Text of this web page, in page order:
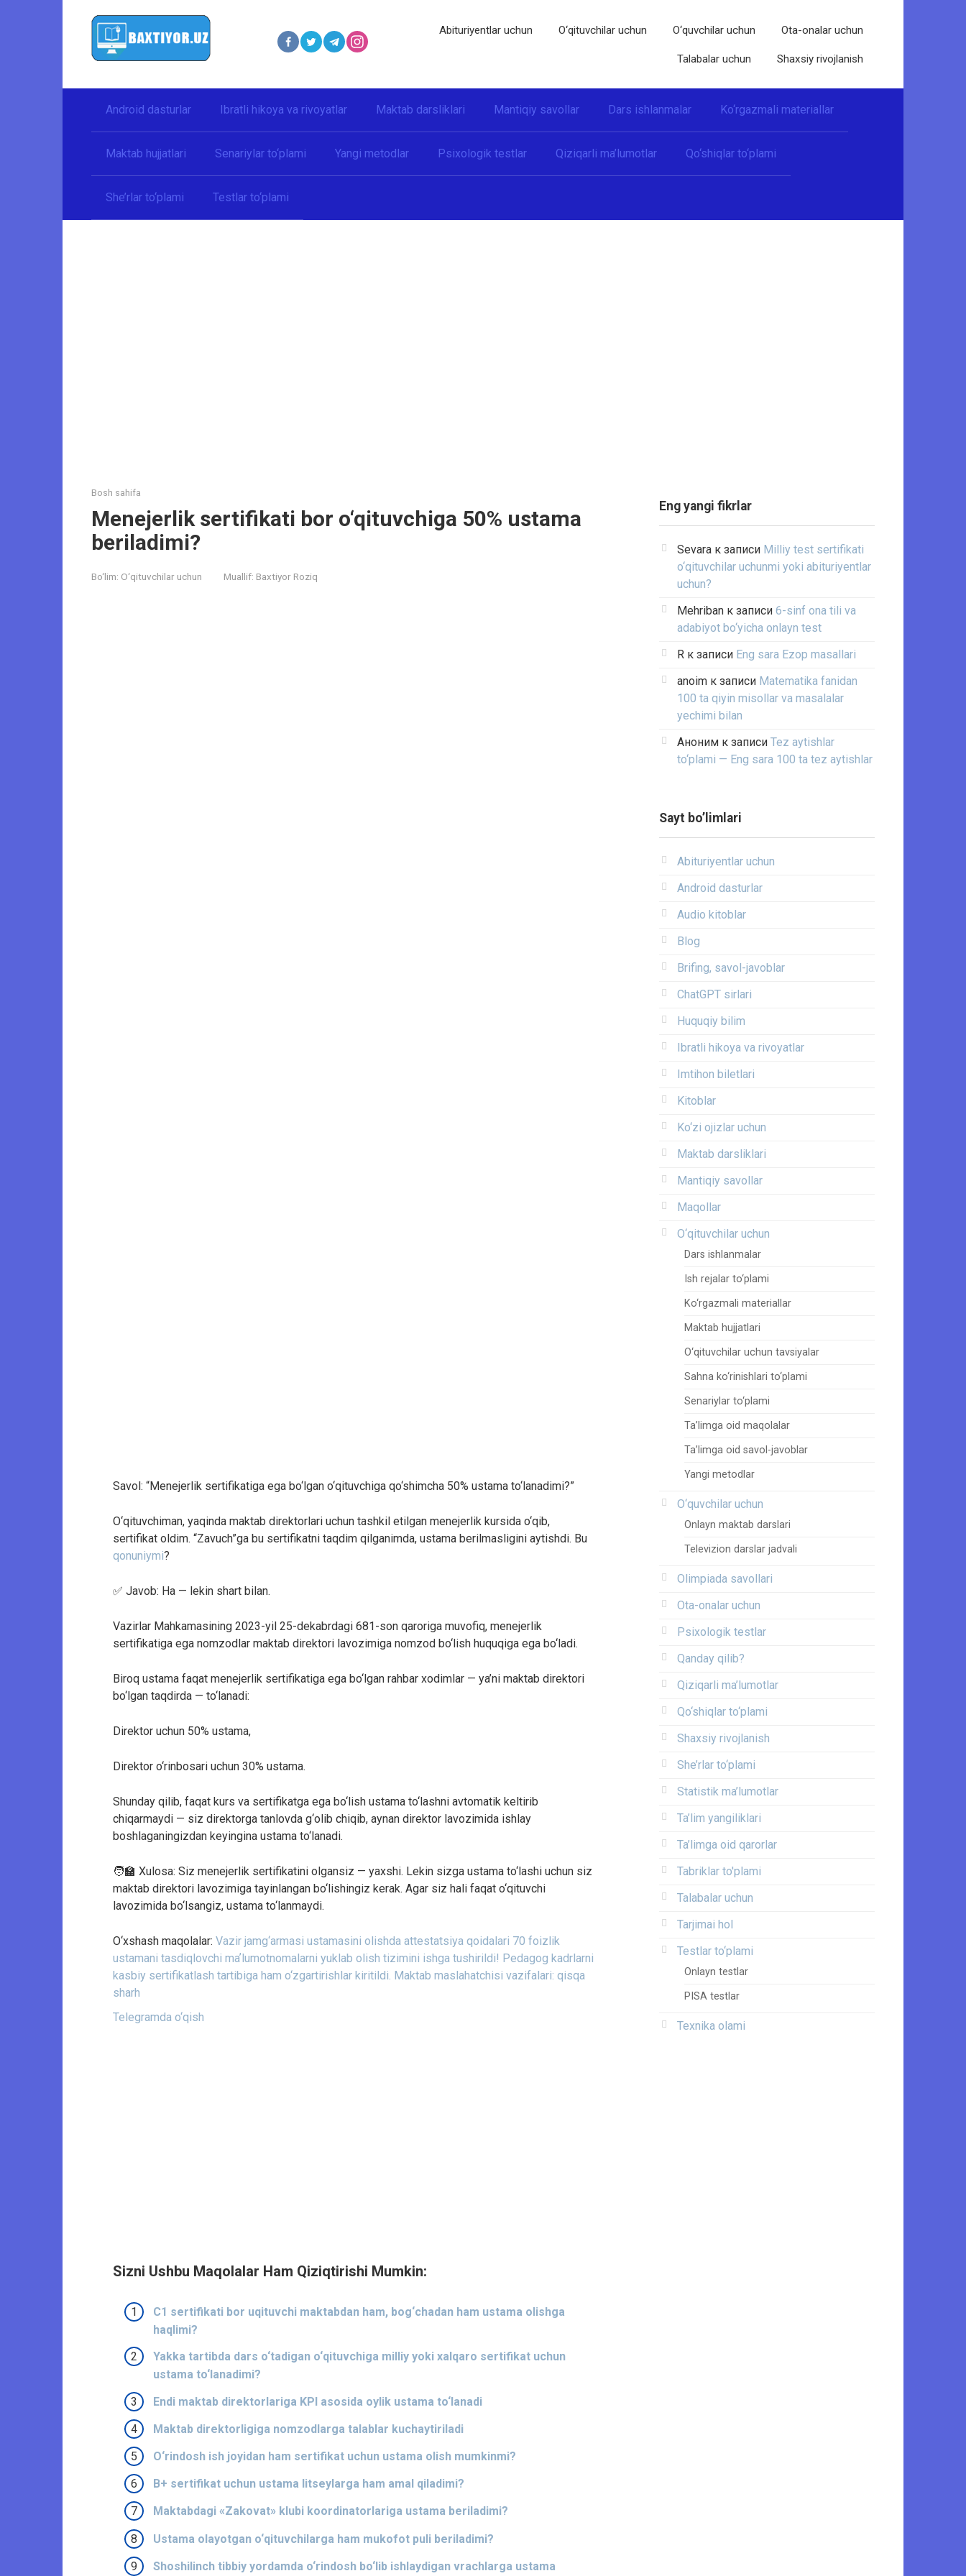
Abituriyentlar uchun O‘qituvchilar uchun O‘quvchilar uchun Ota-onalar uchun
Talabalar uchun Shaxsiy rivojlanish
Android dasturlar Ibratli hikoya va rivoyatlar Maktab darsliklari Mantiqiy savollar Dars ishlanmalar Ko‘rgazmali materiallar
Maktab hujjatlari Senariylar to‘plami Yangi metodlar Psixologik testlar Qiziqarli ma’lumotlar Qo‘shiqlar to‘plami
She’rlar to‘plami Testlar to‘plami
Bosh sahifa
Menejerlik sertifikati bor o‘qituvchiga 50% ustama
beriladimi?
Bo‘lim: O‘qituvchilar uchun Muallif: Baxtiyor Roziq
Savol: “Menejerlik sertifikatiga ega bo‘lgan o‘qituvchiga qo‘shimcha 50% ustama to‘lanadimi?”
O‘qituvchiman, yaqinda maktab direktorlari uchun tashkil etilgan menejerlik kursida o‘qib,
sertifikat oldim. “Zavuch”ga bu sertifikatni taqdim qilganimda, ustama berilmasligini aytishdi. Bu
qonuniymi?
✅ Javob: Ha — lekin shart bilan.
Vazirlar Mahkamasining 2023-yil 25-dekabrdagi 681-son qaroriga muvofiq, menejerlik
sertifikatiga ega nomzodlar maktab direktori lavozimiga nomzod bo‘lish huquqiga ega bo‘ladi.
Biroq ustama faqat menejerlik sertifikatiga ega bo‘lgan rahbar xodimlar — ya’ni maktab direktori
bo‘lgan taqdirda — to‘lanadi:
Direktor uchun 50% ustama,
Direktor o‘rinbosari uchun 30% ustama.
Shunday qilib, faqat kurs va sertifikatga ega bo‘lish ustama to‘lashni avtomatik keltirib
chiqarmaydi — siz direktorga tanlovda g‘olib chiqib, aynan direktor lavozimida ishlay
boshlaganingizdan keyingina ustama to‘lanadi.
🧑‍🏫 Xulosa: Siz menejerlik sertifikatini olgansiz — yaxshi. Lekin sizga ustama to‘lashi uchun siz
maktab direktori lavozimiga tayinlangan bo‘lishingiz kerak. Agar siz hali faqat o‘qituvchi
lavozimida bo‘lsangiz, ustama to‘lanmaydi.
O‘xshash maqolalar: Vazir jamg‘armasi ustamasini olishda attestatsiya qoidalari 70 foizlik
ustamani tasdiqlovchi maʼlumotnomalarni yuklab olish tizimini ishga tushirildi! Pedagog kadrlarni
kasbiy sertifikatlash tartibiga ham o‘zgartirishlar kiritildi. Maktab maslahatchisi vazifalari: qisqa
sharh
Telegramda o‘qish
Sizni Ushbu Maqolalar Ham Qiziqtirishi Mumkin:
C1 sertifikati bor uqituvchi maktabdan ham, bog‘chadan ham ustama olishga
haqlimi?
Yakka tartibda dars o‘tadigan o‘qituvchiga milliy yoki xalqaro sertifikat uchun
ustama to‘lanadimi?
Endi maktab direktorlariga KPI asosida oylik ustama to‘lanadi
Maktab direktorligiga nomzodlarga talablar kuchaytiriladi
O‘rindosh ish joyidan ham sertifikat uchun ustama olish mumkinmi?
B+ sertifikat uchun ustama litseylarga ham amal qiladimi?
Maktabdagi «Zakovat» klubi koordinatorlariga ustama beriladimi?
Ustama olayotgan o‘qituvchilarga ham mukofot puli beriladimi?
Shoshilinch tibbiy yordamda o‘rindosh bo‘lib ishlaydigan vrachlarga ustama
Eng yangi fikrlar
Sevara к записи Milliy test sertifikati
o‘qituvchilar uchunmi yoki abituriyentlar
uchun?
Mehriban к записи 6-sinf ona tili va
adabiyot bo‘yicha onlayn test
R к записи Eng sara Ezop masallari
anoim к записи Matematika fanidan
100 ta qiyin misollar va masalalar
yechimi bilan
Аноним к записи Tez aytishlar
to‘plami — Eng sara 100 ta tez aytishlar
Sayt bo’limlari
Abituriyentlar uchun
Android dasturlar
Audio kitoblar
Blog
Brifing, savol-javoblar
ChatGPT sirlari
Huquqiy bilim
Ibratli hikoya va rivoyatlar
Imtihon biletlari
Kitoblar
Ko‘zi ojizlar uchun
Maktab darsliklari
Mantiqiy savollar
Maqollar
O‘qituvchilar uchun
Dars ishlanmalar
Ish rejalar to‘plami
Ko‘rgazmali materiallar
Maktab hujjatlari
O‘qituvchilar uchun tavsiyalar
Sahna ko‘rinishlari to‘plami
Senariylar to‘plami
Ta’limga oid maqolalar
Ta’limga oid savol-javoblar
Yangi metodlar
O‘quvchilar uchun
Onlayn maktab darslari
Televizion darslar jadvali
Olimpiada savollari
Ota-onalar uchun
Psixologik testlar
Qanday qilib?
Qiziqarli ma’lumotlar
Qo‘shiqlar to‘plami
Shaxsiy rivojlanish
She’rlar to‘plami
Statistik ma’lumotlar
Ta’lim yangiliklari
Ta’limga oid qarorlar
Tabriklar to'plami
Talabalar uchun
Tarjimai hol
Testlar to‘plami
Onlayn testlar
PISA testlar
Texnika olami